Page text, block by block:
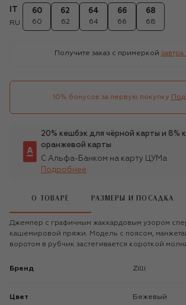
RU
60
60
62
62
64
64
66
66
68
68
Получите заказ с примеркой
10% бонусов за первую покупку
20% кешбэк для чёрной карты и 8%
оранжевой карты
С Альфа-Банком на карту ЦУМа
Подробнее
О ТОВАРЕ РАЗМЕРЫ И ПОСАДКА
Джемпер с графичным жаккардовым узором
кашемировой пряжи. Модель с поясом,
воротом в рубчик застегивается короткой
Бренд Zilli
Цвет Бежевый